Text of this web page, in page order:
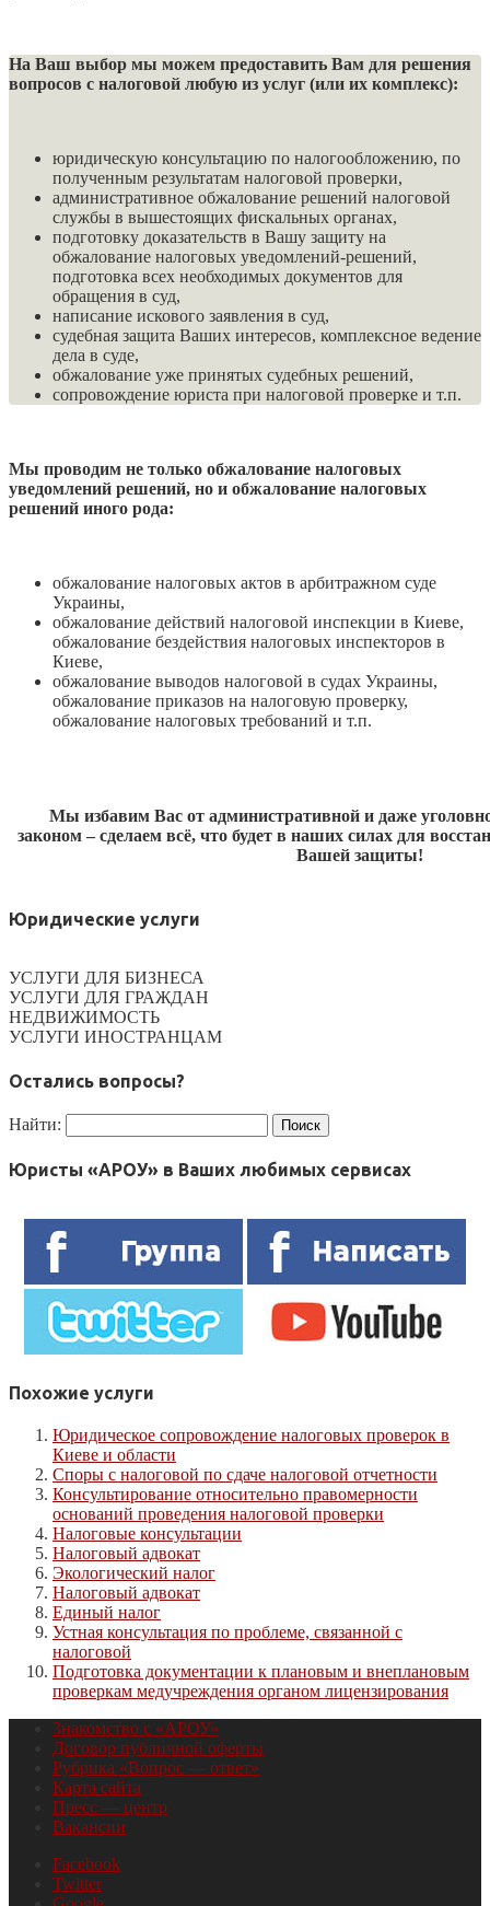
На Ваш выбор мы можем предоставить Вам для решения
вопросов с налоговой любую из услуг (или их комплекс):
юридическую консультацию по налогообложению, по
полученным результатам налоговой проверки,
административное обжалование решений налоговой
службы в вышестоящих фискальных органах,
подготовку доказательств в Вашу защиту на
обжалование налоговых уведомлений-решений,
подготовка всех необходимых документов для
обращения в суд,
написание искового заявления в суд,
судебная защита Ваших интересов, комплексное ведение
дела в суде,
обжалование уже принятых судебных решений,
сопровождение юриста при налоговой проверке и т.п.
Мы проводим не только обжалование налоговых
уведомлений решений, но и обжалование налоговых
решений иного рода:
обжалование налоговых актов в арбитражном суде
Украины,
обжалование действий налоговой инспекции в Киеве,
обжалование бездействия налоговых инспекторов в
Киеве,
обжалование выводов налоговой в судах Украины,
обжалование приказов на налоговую проверку,
обжалование налоговых требований и т.п.
Мы избавим Вас от административной и даже
законом – сделаем всё, что будет в наших силах для
Вашей защиты!
Юридические услуги
УСЛУГИ ДЛЯ БИЗНЕСА
УСЛУГИ ДЛЯ ГРАЖДАН
НЕДВИЖИМОСТЬ
УСЛУГИ ИНОСТРАНЦАМ
Остались вопросы?
Найти:
Юристы «АРОУ» в Ваших любимых сервисах
Похожие услуги
Юридическое сопровождение налоговых проверок в
Киеве и области
Споры с налоговой по сдаче налоговой отчетности
Консультирование относительно правомерности
оснований проведения налоговой проверки
Налоговые консультации
Налоговый адвокат
Экологический налог
Налоговый адвокат
Единый налог
Устная консультация по проблеме, связанной с
налоговой
Подготовка документации к плановым и внеплановым
проверкам медучреждения органом лицензирования
Знакомство с «АРОУ»
Договор публичной оферты
Рубрика «Вопрос — ответ»
Карта сайта
Пресс — центр
Вакансии
Facebook
Twitter